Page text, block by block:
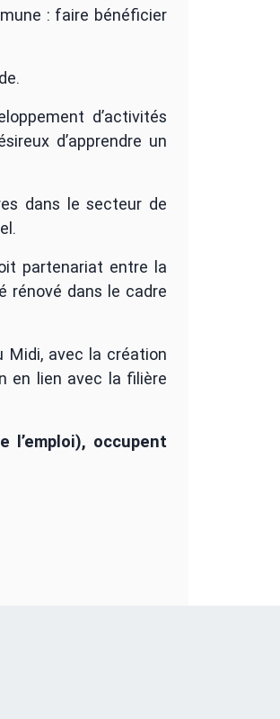
: faire bénéficier
d’activités
d’apprendre un
dans le secteur de
partenariat entre la
rénové dans le cadre
Midi, avec la création
en lien avec la filière
l’emploi), occupent